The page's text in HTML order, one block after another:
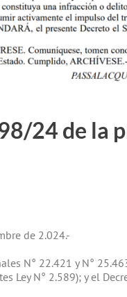
24 de la
de 2.024.-
N° 22.421 y N°
Ley N° 2.589); y el